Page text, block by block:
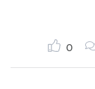
0